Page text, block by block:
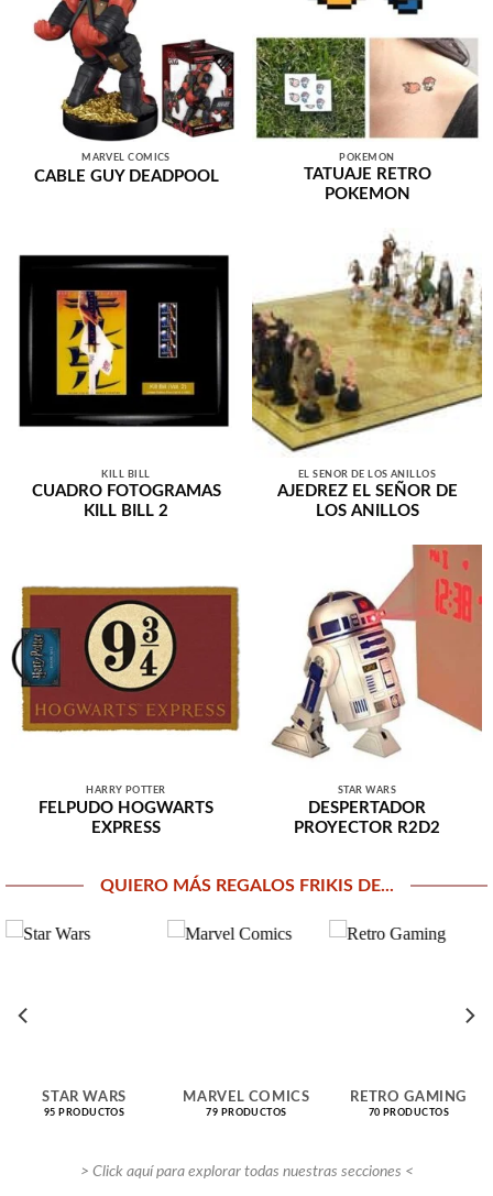
MARVEL COMICS
CABLE GUY DEADPOOL
POKEMON
TATUAJE RETRO
POKEMON
KILL BILL
CUADRO FOTOGRAMAS
KILL BILL 2
EL SEÑOR DE LOS ANILLOS
AJEDREZ EL SEÑOR DE
LOS ANILLOS
HARRY POTTER
FELPUDO HOGWARTS
EXPRESS
STAR WARS
DESPERTADOR
PROYECTOR R2D2
QUIERO MÁS REGALOS FRIKIS DE...
STAR WARS
95 PRODUCTOS
MARVEL COMICS
79 PRODUCTOS
RETRO GAMING
70 PRODUCTOS
> Click aquí para explorar todas nuestras secciones <